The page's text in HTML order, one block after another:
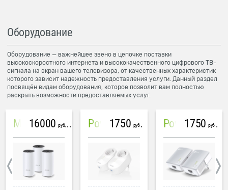
Оборудование
Оборудование — важнейшее звено в цепочке поставки
высокоскоростного интернета и высококачественного цифрового ТВ-
сигнала на экран вашего телевизора, от качественных характеристик
которого зависит надежность предоставления услуги. Данный раздел
посвящён видам оборудования, которое позволит вам полностью
раскрыть возможности предоставляемых услуг.
Mesh система TP-Link Deco M4 (3 устройства)
16000 руб PowerLine Tenda PH6
1750 руб PowerLine TP-Link AV600
1750 руб